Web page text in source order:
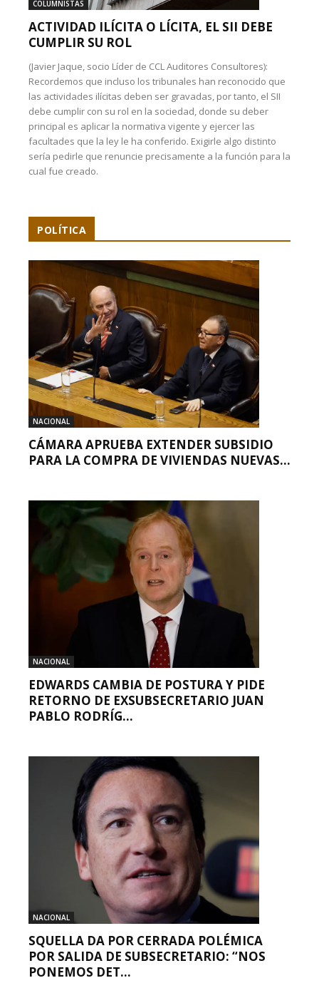
COLUMNISTAS
ACTIVIDAD ILÍCITA O LÍCITA, EL SII DEBE
CUMPLIR SU ROL
(Javier Jaque, socio Líder de CCL Auditores Consultores):
Recordemos que incluso los tribunales han reconocido que
las actividades ilícitas deben ser gravadas, por tanto, el SII
debe cumplir con su rol en la sociedad, donde su deber
principal es aplicar la normativa vigente y ejercer las
facultades que la ley le ha conferido. Exigirle algo distinto
sería pedirle que renuncie precisamente a la función para la
cual fue creado.
POLÍTICA
NACIONAL
CÁMARA APRUEBA EXTENDER SUBSIDIO
PARA LA COMPRA DE VIVIENDAS NUEVAS...
NACIONAL
EDWARDS CAMBIA DE POSTURA Y PIDE
RETORNO DE EXSUBSECRETARIO JUAN
PABLO RODRÍG...
NACIONAL
SQUELLA DA POR CERRADA POLÉMICA
POR SALIDA DE SUBSECRETARIO: “NOS
PONEMOS DET...